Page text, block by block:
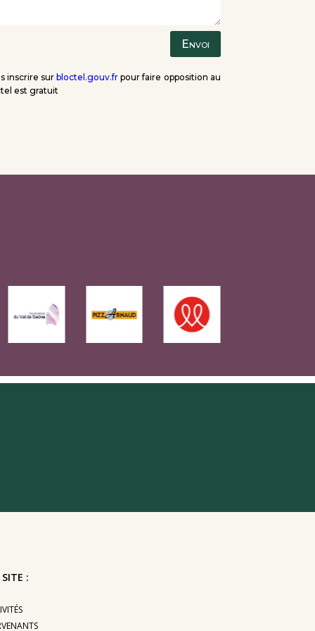
Envoi
inscrire surbloctel.gouv.fr pour faire opposition au
est gratuit
: